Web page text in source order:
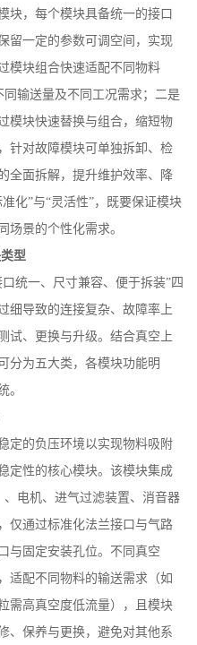
块，每个模块具备统一的接口
留一定的参数可调空间，实现
模块组合快速适配不同物料
同输送量及不同工况需求；二是
模块快速替换与组合，缩短物
针对故障模块可单独拆卸、检
全面拆解，提升维护效率、降
化”与“灵活性”，既要保证模块
场景的个性化需求。
型
统一、尺寸兼容、便于拆装”四
细导致的连接复杂、故障率上
试、更换与升级。结合真空上
分为五大类，各模块功能明
。
定的负压环境以实现物料吸附
定性的核心模块。该模块集成
、电机、进气过滤装置、消音器
仅通过标准化法兰接口与气路
与固定安装孔位。不同真空
适配不同物料的输送需求（如
需高真空度低流量），且模块
、保养与更换，避免对其他系